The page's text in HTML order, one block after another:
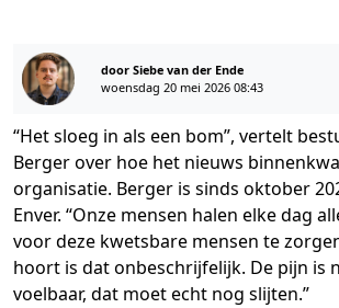
door Siebe van der Ende
woensdag 20 mei 2026 08:43
“Het sloeg in als een bom”, vertelt
Berger over hoe het nieuws
organisatie. Berger is sinds oktober
Enver. “Onze mensen halen elke dag
voor deze kwetsbare mensen te
hoort is dat onbeschrijfelijk. De pijn is
voelbaar, dat moet echt nog slijten.”